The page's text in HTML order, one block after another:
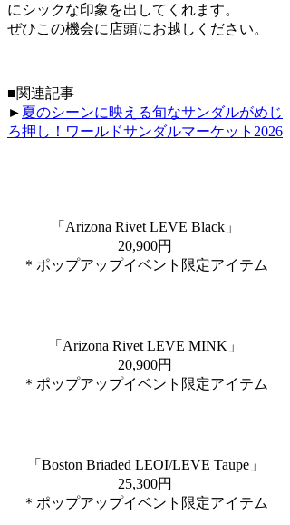
にシックな印象を出してくれます。
ぜひこの機会に店頭にお越しください。
■関連記事
► 夏のシーンに映える旬なサンダルがめじ
ろ押し！ワールドサンダルマーケット2026
「Arizona Rivet LEVE Black」
20,900円
＊ポップアップイベント限定アイテム
「Arizona Rivet LEVE MINK」
20,900円
＊ポップアップイベント限定アイテム
「Boston Briaded LEOI/LEVE Taupe」
25,300円
＊ポップアップイベント限定アイテム